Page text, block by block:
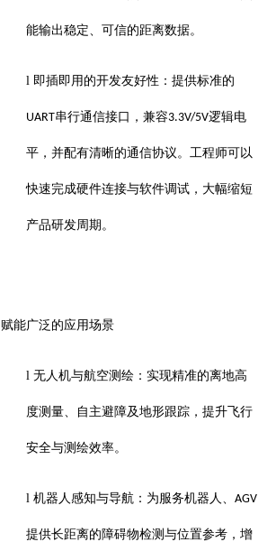
能输出稳定、可信的距离数据。
l 即插即用的开发友好性：提供标准的
UART串行通信接口，兼容3.3V/5V逻辑电
平，并配有清晰的通信协议。工程师可以
快速完成硬件连接与软件调试，大幅缩短
产品研发周期。
赋能广泛的应用场景
l无人机与航空测绘：实现精准的离地高
度测量、自主避障及地形跟踪，提升飞行
安全与测绘效率。
l机器人感知与导航：为服务机器人、AGV
提供长距离的障碍物检测与位置参考，增